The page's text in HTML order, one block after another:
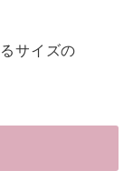
サイズの